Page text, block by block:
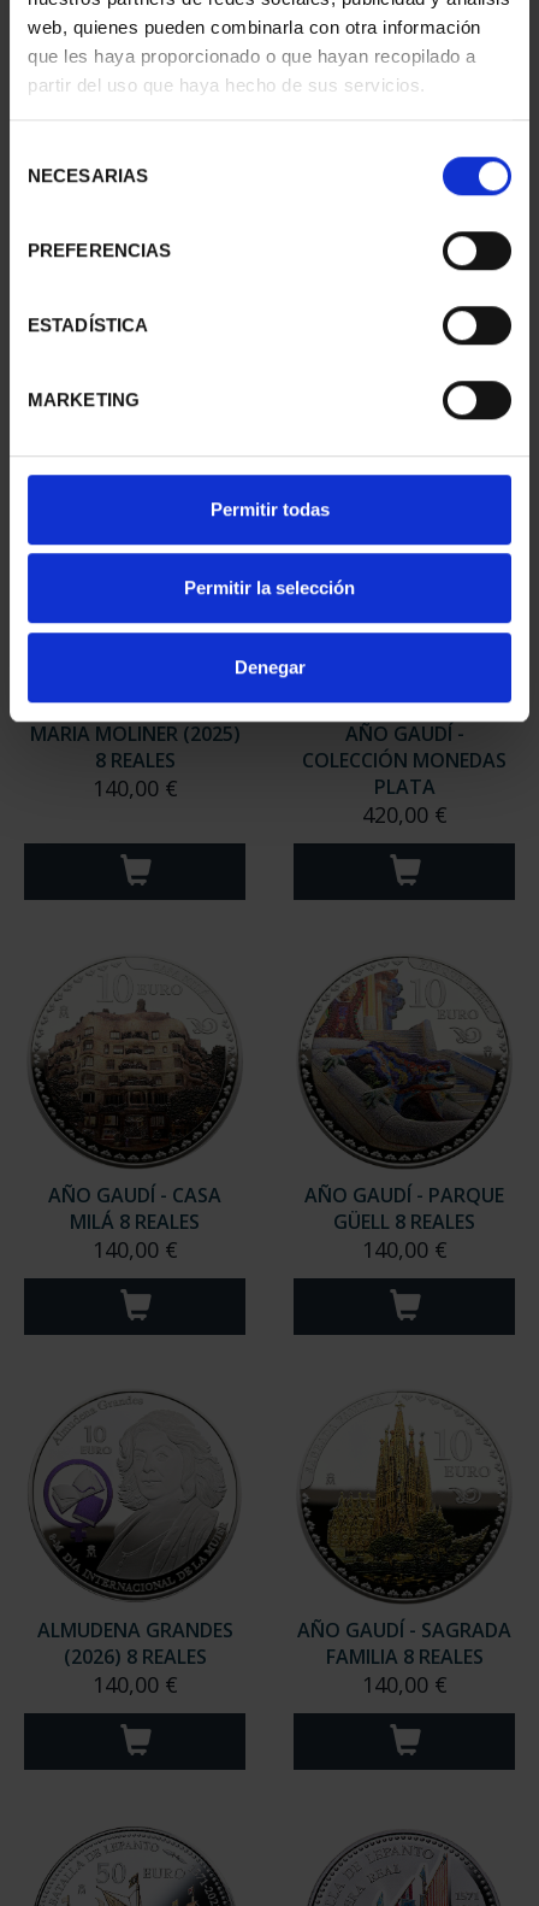
web, quienes pueden combinarla con otra información
que les haya proporcionado o que hayan recopilado a
partir del uso que haya hecho de sus servicios.
NECESARIAS
PREFERENCIAS
ESTADÍSTICA
MARKETING
Permitir todas
Permitir la selección
Denegar
VI (2024) 8 REALES
VI (2024) CINCUENTÍN
MARIA MOLINER (2025)
8 REALES
140,00 €
AÑO GAUDÍ -
COLECCIÓN MONEDAS
PLATA
420,00 €
AÑO GAUDÍ - CASA
MILÁ 8 REALES
140,00 €
AÑO GAUDÍ - PARQUE
GÜELL 8 REALES
140,00 €
ALMUDENA GRANDES
(2026) 8 REALES
140,00 €
AÑO GAUDÍ - SAGRADA
FAMILIA 8 REALES
140,00 €